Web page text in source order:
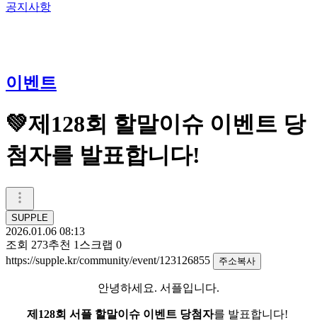
공지사항
이벤트
💚제128회 할말이슈 이벤트 당
첨자를 발표합니다!
SUPPLE
2026.01.06 08:13
조회 273추천 1 스크랩 0
https://supple.kr/community/event/123126855
주소복사
안녕하세요. 서플입니다.
제128회 서플 할말이슈 이벤트 당첨자를 발표합니다!